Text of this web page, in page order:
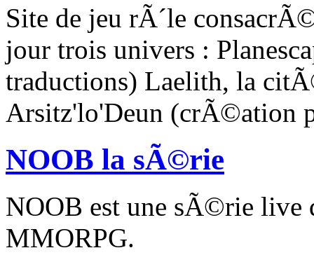
Site de jeu rÃ´le
jour trois univers :
traductions) Laelith, la
Arsitz'lo'Deun (crÃ©ation
NOOB la sÃ©rie
NOOB est une sÃ©rie
MMORPG.